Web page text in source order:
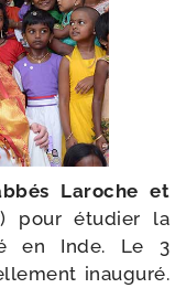
Laroche et
pour étu­dier la
en Inde. Le 3
inau­gu­ré.